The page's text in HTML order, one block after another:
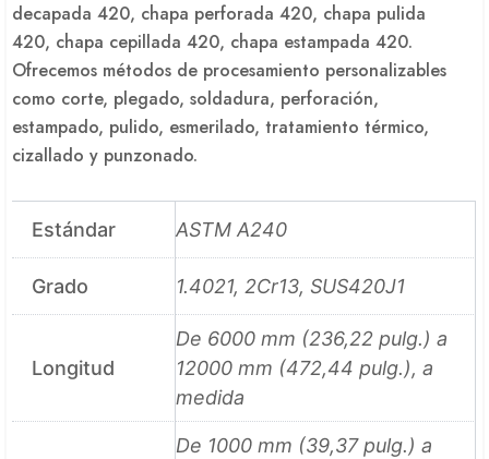
decapada 420, chapa perforada 420, chapa pulida
420, chapa cepillada 420, chapa estampada 420.
Ofrecemos métodos de procesamiento personalizables
como corte, plegado, soldadura, perforación,
estampado, pulido, esmerilado, tratamiento térmico,
cizallado y punzonado.
Estándar ASTM A240
Grado 1.4021, 2Cr13, SUS420J1
Longitud
De 6000 mm (236,22 pulg.) a
12000 mm (472,44 pulg.), a
medida
De 1000 mm (39,37 pulg.) a